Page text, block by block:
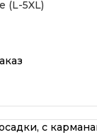
(L-5XL)
с